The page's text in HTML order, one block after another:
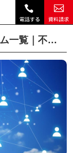
不動産SEOは博士ドットコム|
プ 不動産Web集客コ
[反響獲得] 不動産Web集客コラム一覧｜不動産ホームページ制作、不動産SEOは博士ドットコム